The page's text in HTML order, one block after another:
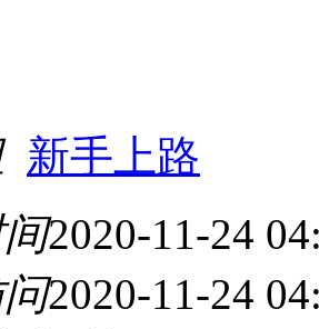
新手上路
2020-11-24
2020-11-24